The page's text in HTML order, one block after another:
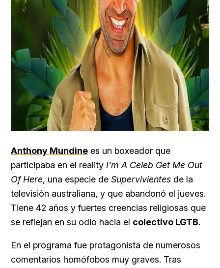
Anthony Mundine es un boxeador que
participaba en el reality I’m A Celeb Get Me Out
Of Here, una especie de Supervivientes de la
televisión australiana, y que abandonó el jueves.
Tiene 42 años y fuertes creencias religiosas que
se reflejan en su odio hacia el colectivo LGTB.
En el programa fue protagonista de numerosos
comentarios homófobos muy graves. Tras